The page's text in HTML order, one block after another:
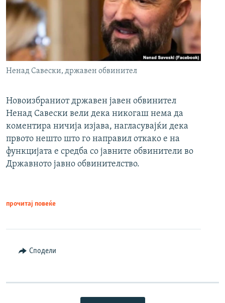
Ненад Савески, државен обвинител
Новоизбраниот државен јавен обвинител
Ненад Савески вели дека никогаш нема да
коментира ничија изјава, нагласувајќи дека
првото нешто што го направил откако е на
функцијата е средба со јавните обвинители во
Државното јавно обвинителство.
прочитај повеќе
Сподели